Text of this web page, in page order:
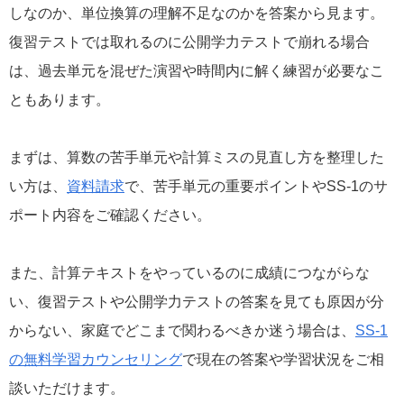
しなのか、単位換算の理解不足なのかを答案から見ます。
復習テストでは取れるのに公開学力テストで崩れる場合
は、過去単元を混ぜた演習や時間内に解く練習が必要なこ
ともあります。
まずは、算数の苦手単元や計算ミスの見直し方を整理した
い方は、 資料請求で、苦手単元の重要ポイントやSS-1のサ
ポート内容をご確認ください。
また、計算テキストをやっているのに成績につながらな
い、復習テストや公開学力テストの答案を見ても原因が分
からない、家庭でどこまで関わるべきか迷う場合は、 SS-1
の無料学習カウンセリングで現在の答案や学習状況をご相
談いただけます。